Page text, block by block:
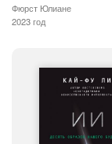
Фюрст Юлиане
2023 год